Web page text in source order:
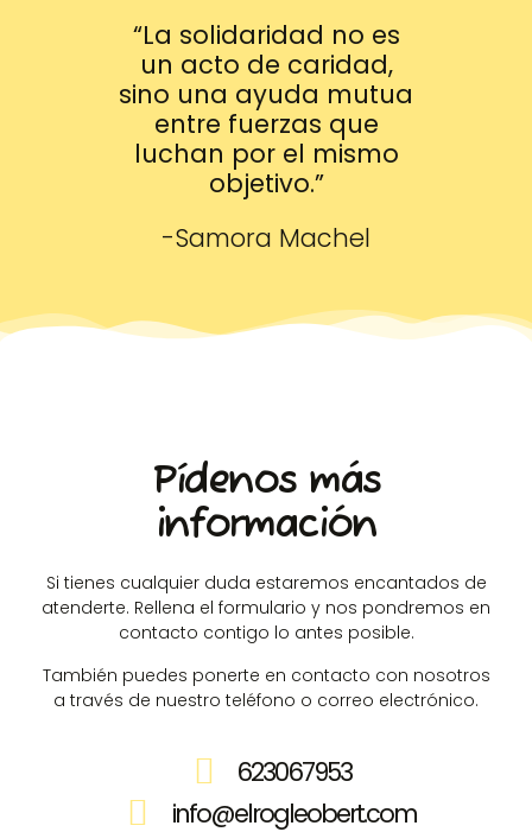
“La solidaridad no es
un acto de caridad,
sino una ayuda mutua
entre fuerzas que
luchan por el mismo
objetivo.”
-Samora Machel
Pídenos más
información
Si tienes cualquier duda estaremos encantados de
atenderte. Rellena el formulario y nos pondremos en
contacto contigo lo antes posible.
También puedes ponerte en contacto con nosotros
a través de nuestro teléfono o correo electrónico.
623067953
info@elrogleobert.com